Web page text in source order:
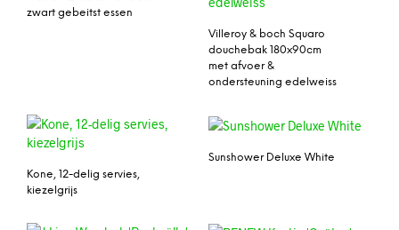
zwart gebeitst essen
Villeroy & boch Squaro
douchebak 180x90cm
met afvoer &
ondersteuning edelweiss
Kone, 12-delig servies,
kiezelgrijs
Sunshower Deluxe White